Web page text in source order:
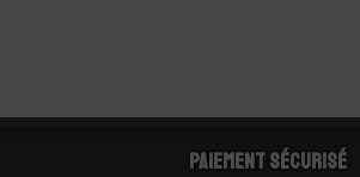
Paiement sécurisé